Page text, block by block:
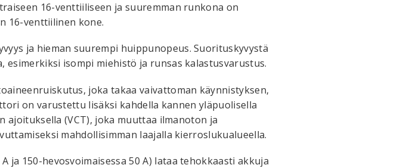
16-venttiiliseen ja suuremman runkona on
16-venttiilinen kone.
ja hieman suurempi huippunopeus. Suorituskyvystä
isompi miehistö ja runsas kalastusvarustus.
joka takaa vaivattoman käynnistyksen,
on varustettu lisäksi kahdella kannen yläpuolisella
ajoituksella (VCT), joka muuttaa ilmanoton ja
mahdollisimman laajalla kierroslukualueella.
ja 150-hevosvoimaisessa 50 A) lataa tehokkaasti akkuja